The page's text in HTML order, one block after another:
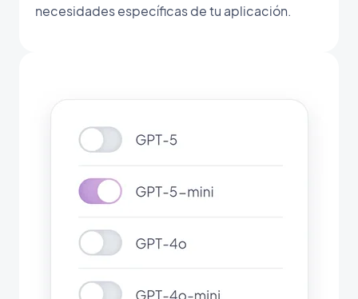
necesidades específicas de tu aplicación.